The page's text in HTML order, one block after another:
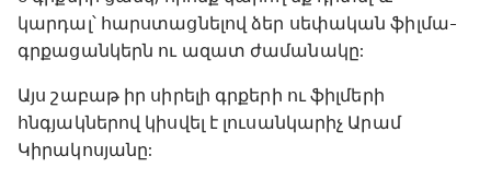
կարդալ՝ հարստացնելով ձեր սեփական ֆիլմա-
գրքացանկերն ու ազատ ժամանակը:
Այս շաբաթ իր սիրելի գրքերի ու ֆիլմերի
հնգյակներով կիսվել է լուսանկարիչ Արամ
Կիրակոսյանը: